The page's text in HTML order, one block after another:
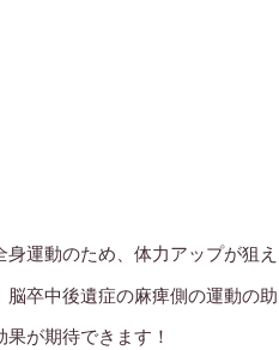
運動のため、体力アップが狙え
卒中後遺症の麻痺側の運動の助
が期待できます！